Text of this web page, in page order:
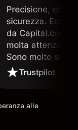
Precisione,
sicurezza. Ecco
da Capital.com.
molta attenzione
Sono molto
che offre
alle